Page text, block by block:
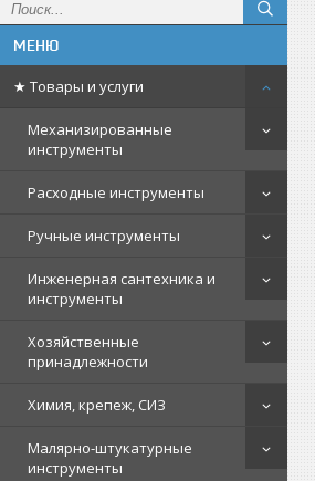
★ Товары и услуги
Механизированные
инструменты
Расходные инструменты
Ручные инструменты
Инженерная сантехника и
инструменты
Хозяйственные
принадлежности
Химия, крепеж, СИЗ
Малярно-штукатурные
инструменты